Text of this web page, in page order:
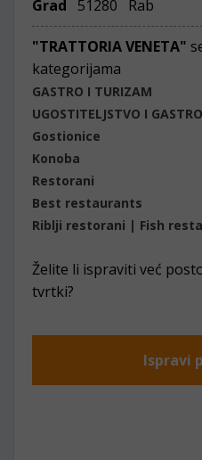
Grad
51280 Rab
"TRATTORIA VENETA"
kategorijama
GASTRO I TURIZAM
UGOSTITELJSTVO I
Gostionice
Konoba
Restorani
Best restaurants
Riblji restorani | Fish
Želite li ispraviti već
tvrtki?
Ispravi